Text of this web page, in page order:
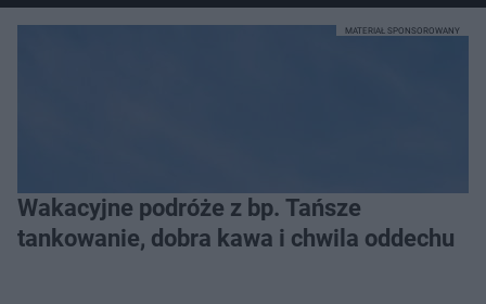
Wakacyjne podróże z bp. Tańsze
tankowanie, dobra kawa i chwila oddechu
MATERIAŁ SPONSOROWANY